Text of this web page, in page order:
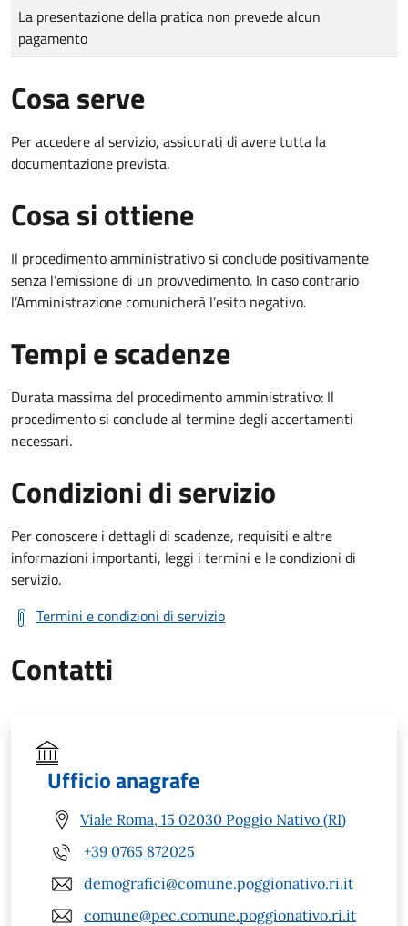
Tipo di pagamento
Importo
La presentazione della pratica non prevede alcun
pagamento
Cosa serve
Per accedere al servizio, assicurati di avere tutta la
documentazione prevista.
Cosa si ottiene
Il procedimento amministrativo si conclude positivamente
senza l’emissione di un provvedimento. In caso contrario
l’Amministrazione comunicherà l’esito negativo.
Tempi e scadenze
Durata massima del procedimento amministrativo: Il
procedimento si conclude al termine degli accertamenti
necessari.
Condizioni di servizio
Per conoscere i dettagli di scadenze, requisiti e altre
informazioni importanti, leggi i termini e le condizioni di
servizio.
Termini e condizioni di servizio
Contatti
Ufficio anagrafe
Viale Roma, 15 02030 Poggio Nativo (RI)
+39 0765 872025
demografici@comune.poggionativo.ri.it
comune@pec.comune.poggionativo.ri.it